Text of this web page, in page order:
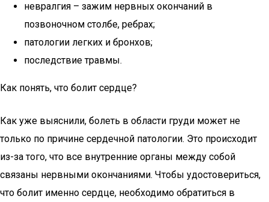
невралгия – зажим нервных окончаний в
позвоночном столбе, ребрах;
патологии легких и бронхов;
последствие травмы.
Как понять, что болит сердце?
Как уже выяснили, болеть в области груди может не
только по причине сердечной патологии. Это происходит
из-за того, что все внутренние органы между собой
связаны нервными окончаниями. Чтобы удостовериться,
что болит именно сердце, необходимо обратиться в